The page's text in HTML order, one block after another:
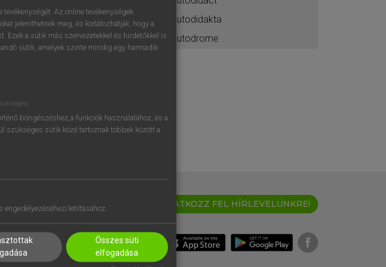
autodidakta
autodrome
IRATKOZZ FEL HÍRLEVELÜNKRE!
tevékenységét. Az online tevékenységek
jeleníthetnek meg, és korlátozhatják, hogy a
Ezek a sütik más szervezetekkel és hirdetőkkel is
sütik, amelyek szinte mindig egy harmadik
böngészéshez,a funkciók használatához, és a
szükséges sütik közé tartoznak többek között a
engedélyezéséhez/letiltásához.
Összes süti
elfogadása